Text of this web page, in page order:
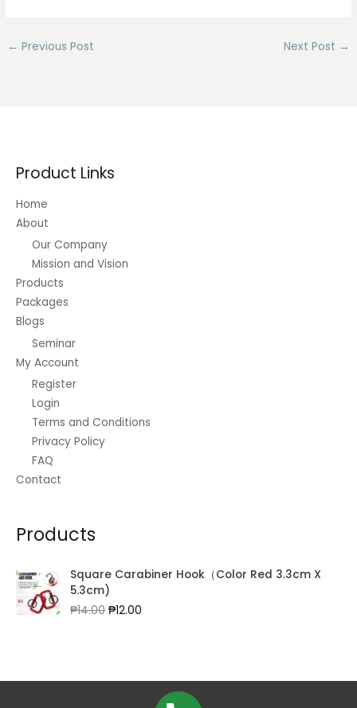
← Previous Post Next Post →
Product Links
Home
About
Our Company
Mission and Vision
Products
Packages
Blogs
Seminar
My Account
Register
Login
Terms and Conditions
Privacy Policy
FAQ
Contact
Products
Square Carabiner Hook（Color Red 3.3cm X
5.3cm)
₱14.00Original
₱12.00